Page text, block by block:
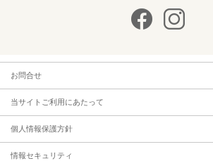
お問合せ
当サイトご利用にあたって
個人情報保護方針
情報セキュリティ